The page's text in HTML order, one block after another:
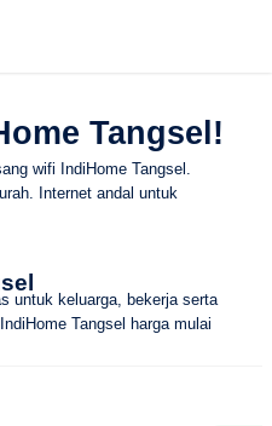
Tangsel!
wifi IndiHome Tangsel.
Internet andal untuk
untuk keluarga, bekerja serta
Tangsel harga mulai